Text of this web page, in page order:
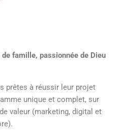
famille, passionnée de Dieu
prêtes à réussir leur projet
unique et complet, sur
valeur (marketing, digital et